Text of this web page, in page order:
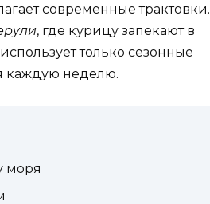
современные трактовки.
, где курицу запекают в
только сезонные
каждую неделю.
моря